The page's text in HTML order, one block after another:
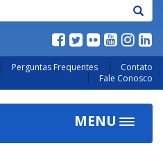
Perguntas Frequentes
Contato
Fale Conosco
MENU
Toggle